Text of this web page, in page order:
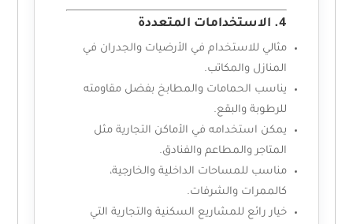
4. الاستخدامات المتعددة
مثالي للاستخدام في الأرضيات والجدران في
المنازل والمكاتب.
يناسب الحمامات والمطابخ بفضل مقاومته
للرطوبة والبقع.
يمكن استخدامه في الأماكن التجارية مثل
المتاجر والمطاعم والفنادق.
مناسب للمساحات الداخلية والخارجية،
كالممرات والشرفات.
خيار رائع للمشاريع السكنية والتجارية التي